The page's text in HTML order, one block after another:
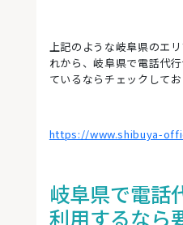
上記のような岐阜県のエ
れから、岐阜県で電話代
ているならチェックしてお
https://www.shibuya-
岐阜県で電話
利用するなら